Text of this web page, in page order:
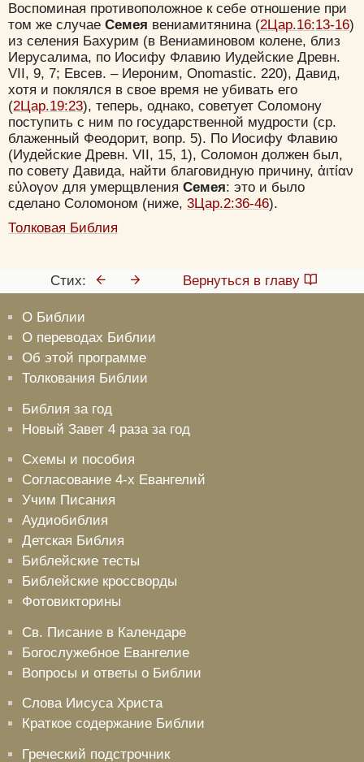
Воспоминая противоположное к себе отношение при
том же случае Семея вениамитянина (2Цар.16:13-16)
из селения Бахурим (в Вениаминовом колене, близ
Иерусалима, по Иосифу Флавию Иудейские Древн.
VII, 9, 7; Евсев. – Иероним, Onomastic. 220), Давид,
хотя и поклялся в свое время не убивать его
(2Цар.19:23), теперь, однако, советует Соломону
поступить с ним по государственной мудрости (ср.
блаженный Феодорит, вопр. 5). По Иосифу Флавию
(Иудейские Древн. VII, 15, 1), Соломон должен был,
по совету Давида, найти благовидную причину, ἀιτίαν
εὐλογον для умерщвления Семея: это и было
сделано Соломоном (ниже, 3Цар.2:36-46).
Толковая Библия
Стих: Вернуться в главу
О Библии
О переводах Библии
Об этой программе
Толкования Библии
Библия за год
Новый Завет 4 раза за год
Схемы и пособия
Согласование 4-х Евангелий
Учим Писания
Аудиобиблия
Детская Библия
Библейские тесты
Библейские кроссворды
Фотовикторины
Св. Писание в Календаре
Богослужебное Евангелие
Вопросы и ответы о Библии
Слова Иисуса Христа
Краткое содержание Библии
Греческий подстрочник